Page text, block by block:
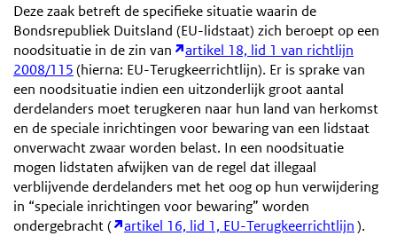
Deze zaak betreft de specifieke situatie waarin de
Bondsrepubliek Duitsland (EU-lidstaat) zich beroept op een
noodsituatie in de zin van
artikel 18, lid 1 van richtlijn
2008/115(hierna: EU-Terugkeerrichtlijn). Er is sprake van
een noodsituatie indien een uitzonderlijk groot aantal
derdelanders moet terugkeren naar hun land van herkomst
en de speciale inrichtingen voor bewaring van een lidstaat
onverwacht zwaar worden belast. In een noodsituatie
mogen lidstaten afwijken van de regel dat illegaal
verblijvende derdelanders met het oog op hun verwijdering
in “speciale inrichtingen voor bewaring” worden
ondergebracht (
artikel 16, lid 1, EU-Terugkeerrichtlijn).